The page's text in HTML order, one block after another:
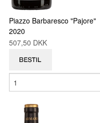
Piazzo Barbaresco "Pajore"
2020
507,50 DKK